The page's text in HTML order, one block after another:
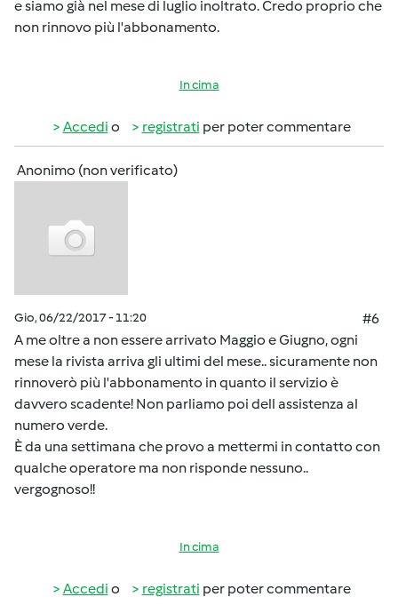
e siamo già nel mese di luglio inoltrato. Credo proprio che
non rinnovo più l'abbonamento.
In cima
Accedi o registrati per poter commentare
Anonimo (non verificato)
Gio, 06/22/2017 - 11:20
#6
A me oltre a non essere arrivato Maggio e Giugno, ogni
mese la rivista arriva gli ultimi del mese.. sicuramente non
rinnoverò più l'abbonamento in quanto il servizio è
davvero scadente! Non parliamo poi dell assistenza al
numero verde.
È da una settimana che provo a mettermi in contatto con
qualche operatore ma non risponde nessuno..
vergognoso!!
In cima
Accedi o registrati per poter commentare